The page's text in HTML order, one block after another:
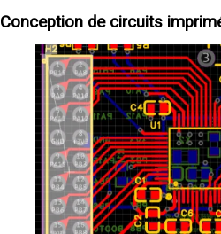
Conception de circuits